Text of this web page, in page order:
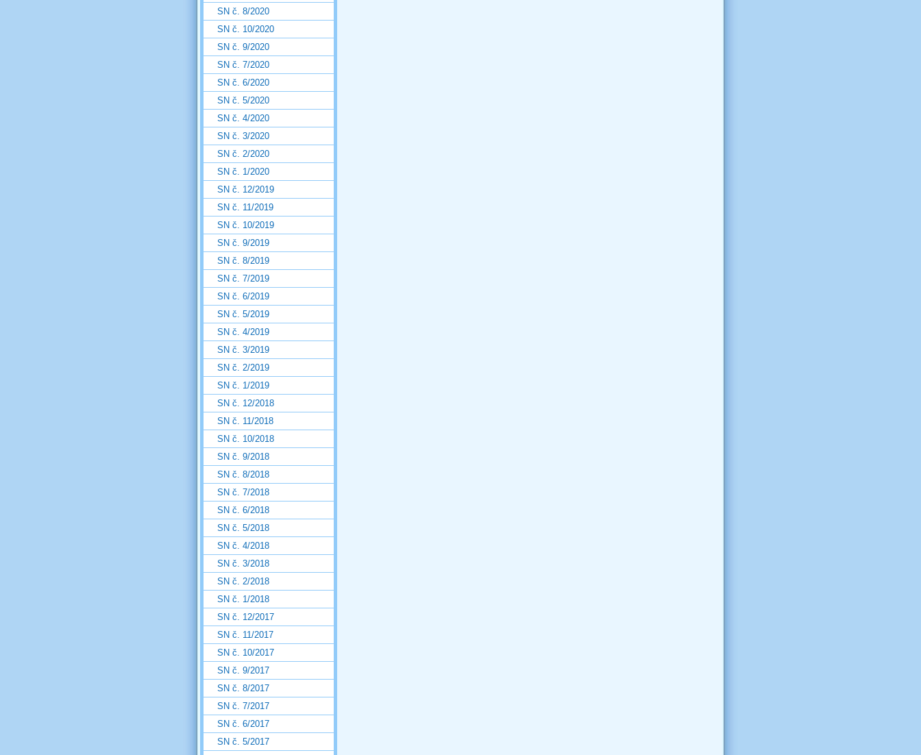
SN č. 8/2020
SN č. 10/2020
SN č. 9/2020
SN č. 7/2020
SN č. 6/2020
SN č. 5/2020
SN č. 4/2020
SN č. 3/2020
SN č. 2/2020
SN č. 1/2020
SN č. 12/2019
SN č. 11/2019
SN č. 10/2019
SN č. 9/2019
SN č. 8/2019
SN č. 7/2019
SN č. 6/2019
SN č. 5/2019
SN č. 4/2019
SN č. 3/2019
SN č. 2/2019
SN č. 1/2019
SN č. 12/2018
SN č. 11/2018
SN č. 10/2018
SN č. 9/2018
SN č. 8/2018
SN č. 7/2018
SN č. 6/2018
SN č. 5/2018
SN č. 4/2018
SN č. 3/2018
SN č. 2/2018
SN č. 1/2018
SN č. 12/2017
SN č. 11/2017
SN č. 10/2017
SN č. 9/2017
SN č. 8/2017
SN č. 7/2017
SN č. 6/2017
SN č. 5/2017